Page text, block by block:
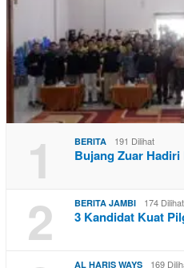
1 BERITA 191 Dilihat
Bujang Zuar
2 BERITA JAMBI 174 Dilihat
3 Kandidat Kuat
AL HARIS WAYS 169